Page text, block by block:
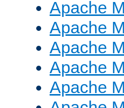
Apache
Apache
Apache
Apache
Apache